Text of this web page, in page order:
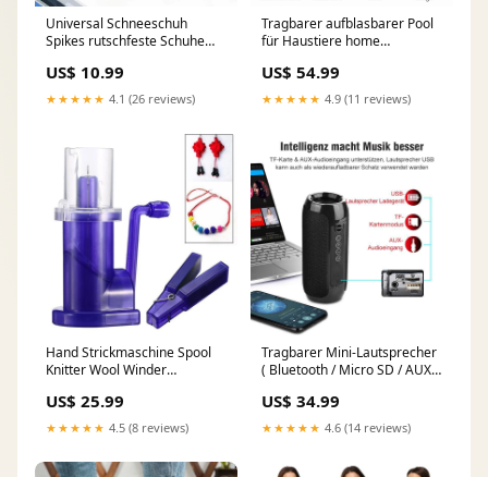
Universal Schneeschuh
Spikes rutschfeste Schuhe
Größe:9.5 x 25 cm
US$ 10.99
★★★★★ 4.1 (26 reviews)
Tragbarer aufblasbarer Pool
für Haustiere home
US$ 54.99
★★★★★ 4.9 (11 reviews)
Hand Strickmaschine Spool
Knitter Wool Winder
Werkzeug Für Crafting
Dekorieren Strickwaren
Heimgebrauch unterwäsche
US$ 25.99
★★★★★ 4.5 (8 reviews)
Tragbarer Mini-Lautsprecher
( Bluetooth / Micro SD / AUX )
US$ 34.99
★★★★★ 4.6 (14 reviews)